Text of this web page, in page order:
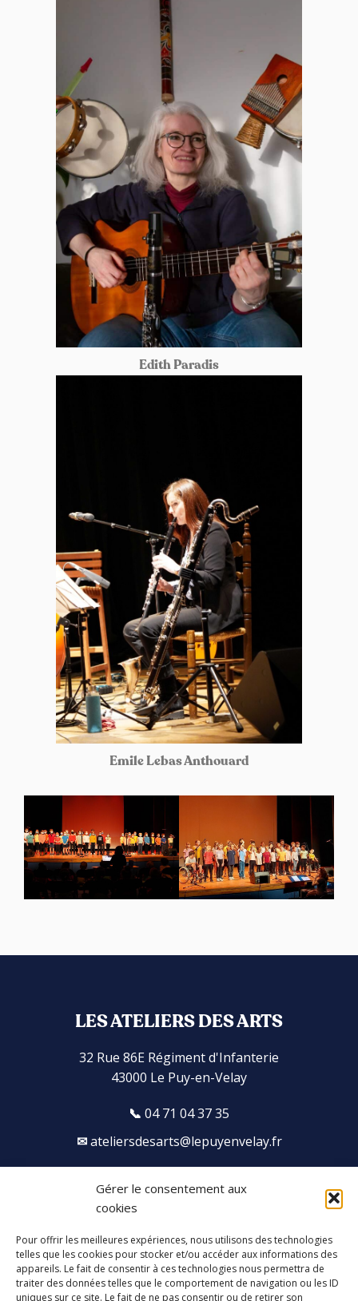
Gérer le consentement aux
cookies
Pour offrir les meilleures expériences, nous utilisons des technologies
telles que les cookies pour stocker et/ou accéder aux informations des
appareils. Le fait de consentir à ces technologies nous permettra de
traiter des données telles que le comportement de navigation ou les ID
uniques sur ce site. Le fait de ne pas consentir ou de retirer son
Edith Paradis
Emile Lebas Anthouard
LES ATELIERS DES ARTS
32 Rue 86E Régiment d'Infanterie
43000 Le Puy-en-Velay
04 71 04 37 35
ateliersdesarts@lepuyenvelay.fr
S'inscrire à la newsletter